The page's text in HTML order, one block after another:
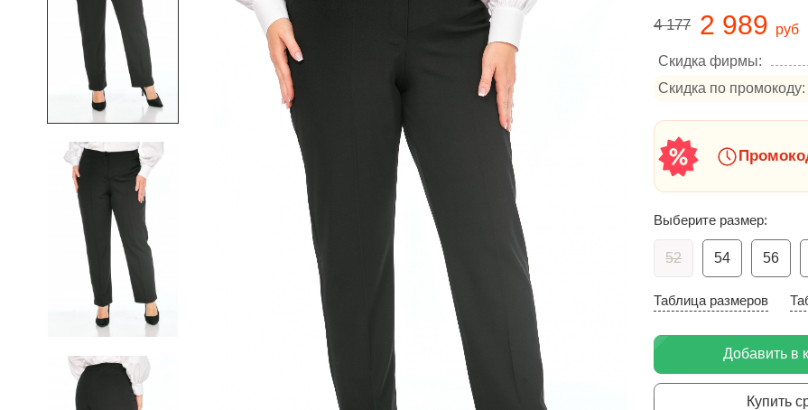
4 177 2 989 руб
Скидка фирмы:
Скидка по промокоду:
Выберите размер:
52 54 56
Таблица размеров
Добавить в
Купить